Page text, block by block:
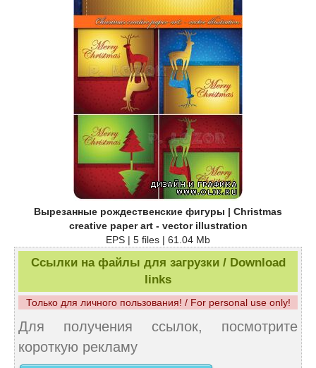
Вырезанные рождественские фигуры | Christmas
creative paper art - vector illustration
EPS | 5 files | 61.04 Mb
Ссылки на файлы для загрузки / Download
links
Только для личного пользования! / For personal use only!
Для получения ссылок, посмотрите
короткую рекламу